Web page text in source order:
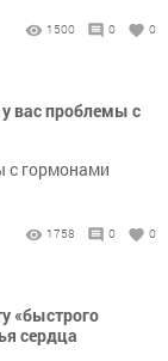
1500 0 0
вас проблемы с
с гормонами
1758 0 0
«быстрого
сердца